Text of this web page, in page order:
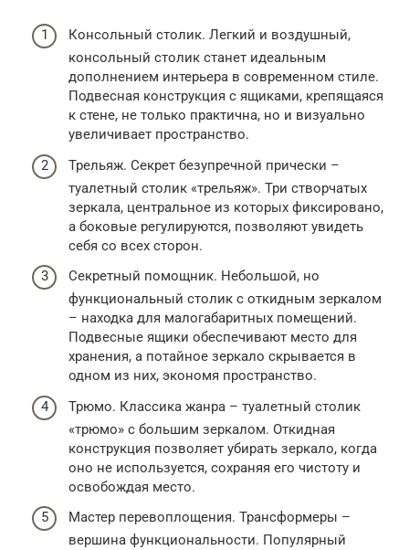
Консольный столик. Легкий и воздушный,
консольный столик станет идеальным
дополнением интерьера в современном стиле.
Подвесная конструкция с ящиками, крепящаяся
к стене, не только практична, но и визуально
увеличивает пространство.
Трельяж. Секрет безупречной прически –
туалетный столик «трельяж». Три створчатых
зеркала, центральное из которых фиксировано,
а боковые регулируются, позволяют увидеть
себя со всех сторон.
Секретный помощник. Небольшой, но
функциональный столик с откидным зеркалом
– находка для малогабаритных помещений.
Подвесные ящики обеспечивают место для
хранения, а потайное зеркало скрывается в
одном из них, экономя пространство.
Трюмо. Классика жанра – туалетный столик
«трюмо» с большим зеркалом. Откидная
конструкция позволяет убирать зеркало, когда
оно не используется, сохраняя его чистоту и
освобождая место.
Мастер перевоплощения. Трансформеры –
вершина функциональности. Популярный